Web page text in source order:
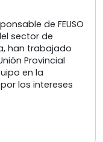
de FEUSO
sector de
han trabajado
Provincial
en la
los intereses